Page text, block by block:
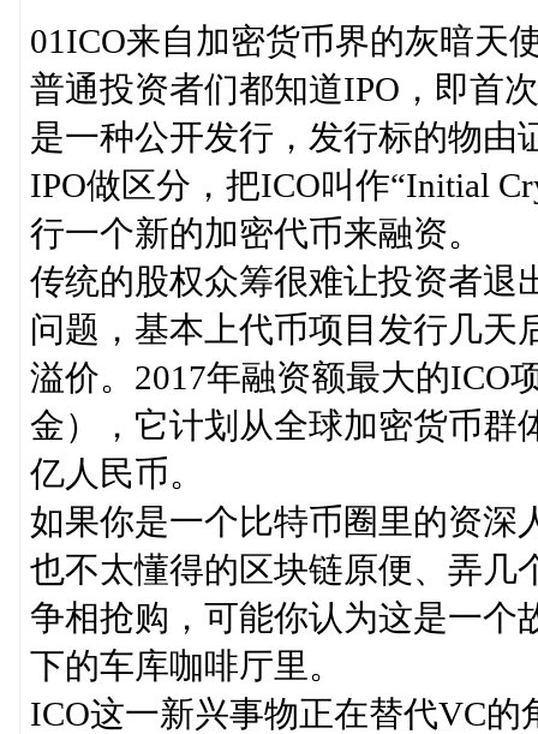
01ICO来自加密货币界的灰暗天
普通投资者们都知道IPO，即首
是一种公开发行，发行标的物由
IPO做区分，把ICO叫作“Initial
行一个新的加密代币来融资。
传统的股权众筹很难让投资者退
问题，基本上代币项目发行几天
溢价。2017年融资额最大的ICO
金），它计划从全球加密货币群
亿人民币。
如果你是一个比特币圈里的资深
也不太懂得的区块链原便、弄几
争相抢购，可能你认为这是一个
下的车库咖啡厅里。
ICO这一新兴事物正在替代VC